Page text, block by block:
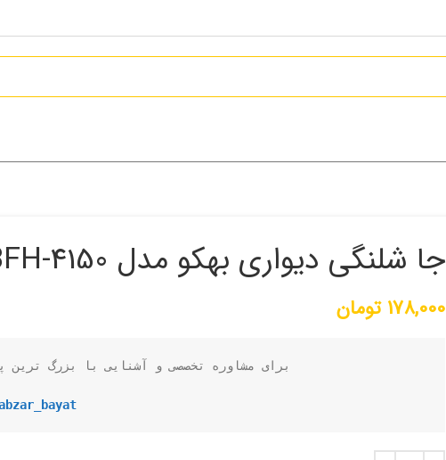
جا شلنگی دیواری بهکو مدل BFH-4150
178,000 تومان
برای مشاوره تخصصی و آشنایی با بزرگ ترین